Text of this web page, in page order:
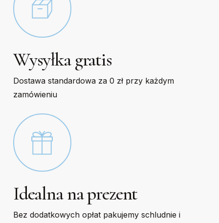
Wysyłka gratis
Dostawa standardowa za 0 zł przy każdym
zamówieniu
Idealna na prezent
Bez dodatkowych opłat pakujemy schludnie i